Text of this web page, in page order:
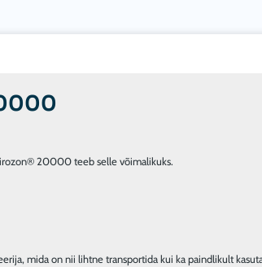
20000 teeb selle võimalikuks.
mida on nii lihtne transportida kui ka paindlikult